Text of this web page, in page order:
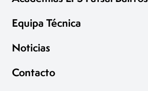
Equipa Técnica
Noticias
Contacto